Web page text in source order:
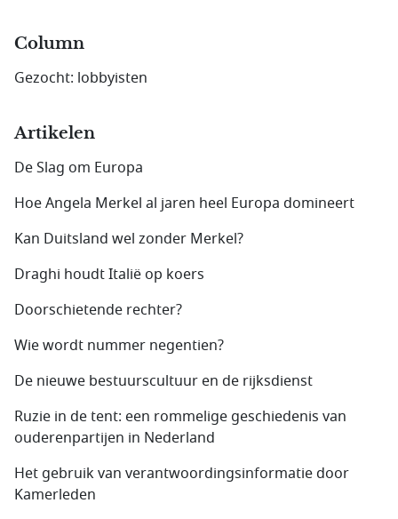
Column
Gezocht: lobbyisten
Artikelen
De Slag om Europa
Hoe Angela Merkel al jaren heel Europa domineert
Kan Duitsland wel zonder Merkel?
Draghi houdt Italië op koers
Doorschietende rechter?
Wie wordt nummer negentien?
De nieuwe bestuurscultuur en de rijksdienst
Ruzie in de tent: een rommelige geschiedenis van
ouderenpartijen in Nederland
Het gebruik van verantwoordingsinformatie door
Kamerleden